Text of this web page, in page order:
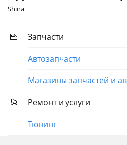
Shina
Запчасти
Автозапчасти
Магазины запчастей и
Ремонт и услуги
Тюнинг